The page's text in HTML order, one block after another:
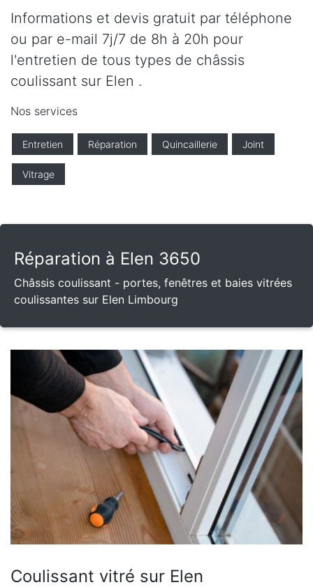
Informations et devis gratuit par téléphone
ou par e-mail 7j/7 de 8h à 20h pour
l'entretien de tous types de châssis
coulissant sur Elen .
Nos services
Entretien Réparation Quincaillerie Joint
Vitrage
Réparation à Elen 3650
Châssis coulissant - portes, fenêtres et baies vitrées
coulissantes sur Elen Limbourg
Coulissant vitré sur Elen